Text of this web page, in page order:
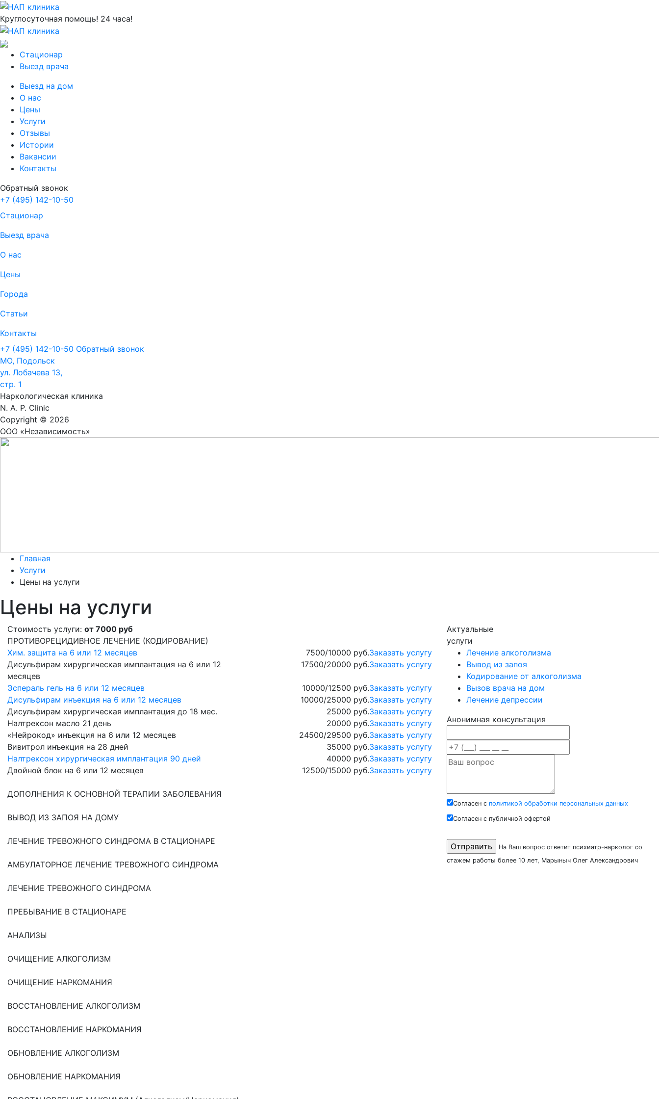
Круглосуточная помощь! 24 часа!
Стационар
Выезд врача
Выезд на дом
О нас
Цены
Услуги
Отзывы
Истории
Вакансии
Контакты
Обратный звонок
+7 (495) 142-10-50
Стационар
Выезд врача
О нас
Цены
Города
Статьи
Контакты
+7 (495) 142-10-50 Обратный звонок
МО, Подольск
ул. Лобачева 13,
стр. 1
Наркологическая клиника
N. A. P. Clinic
Copyright © 2026
ООО «Независимость»
Главная
Услуги
Цены на услуги
Цены на услуги
Стоимость услуги: от 7000 руб
ПРОТИВОРЕЦИДИВНОЕ ЛЕЧЕНИЕ (КОДИРОВАНИЕ)
Хим. защита на 6 или 12 месяцев
7500/10000 руб.Заказать услугу
Дисульфирам хирургическая имплантация на 6 или 12
месяцев
17500/20000 руб.Заказать услугу
Эспераль гель на 6 или 12 месяцев 10000/12500 руб.Заказать услугу
Дисульфирам инъекция на 6 или 12 месяцев
10000/25000 руб.Заказать услугу
Дисульфирам хирургическая имплантация до 18 мес.
25000 руб.Заказать услугу
Налтрексон масло 21 день
20000 руб.Заказать услугу
«Нейрокод» инъекция на 6 или 12 месяцев
24500/29500 руб.Заказать услугу
Вивитрол инъекция на 28 дней
35000 руб.Заказать услугу
Налтрексон хирургическая имплантация 90 дней
40000 руб.Заказать услугу
Двойной блок на 6 или 12 месяцев
12500/15000 руб.Заказать услугу
ДОПОЛНЕНИЯ К ОСНОВНОЙ ТЕРАПИИ ЗАБОЛЕВАНИЯ
ВЫВОД ИЗ ЗАПОЯ НА ДОМУ
ЛЕЧЕНИЕ ТРЕВОЖНОГО СИНДРОМА В СТАЦИОНАРЕ
АМБУЛАТОРНОЕ ЛЕЧЕНИЕ ТРЕВОЖНОГО СИНДРОМА
ЛЕЧЕНИЕ ТРЕВОЖНОГО СИНДРОМА
ПРЕБЫВАНИЕ В СТАЦИОНАРЕ
АНАЛИЗЫ
ОЧИЩЕНИЕ АЛКОГОЛИЗМ
ОЧИЩЕНИЕ НАРКОМАНИЯ
ВОССТАНОВЛЕНИЕ АЛКОГОЛИЗМ
ВОССТАНОВЛЕНИЕ НАРКОМАНИЯ
ОБНОВЛЕНИЕ АЛКОГОЛИЗМ
ОБНОВЛЕНИЕ НАРКОМАНИЯ
Актуальные
услуги
Лечение алкоголизма
Вывод из запоя
Кодирование от алкоголизма
Вызов врача на дом
Лечение депрессии
Анонимная консультация
Согласен с политикой обработки персональных данных
Согласен с публичной офертой
На Ваш вопрос ответит психиатр-нарколог со
стажем работы более 10 лет, Марыныч Олег Александрович